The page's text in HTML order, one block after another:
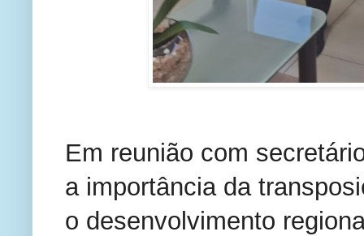
Em reunião com
a importância da
o desenvolvimento